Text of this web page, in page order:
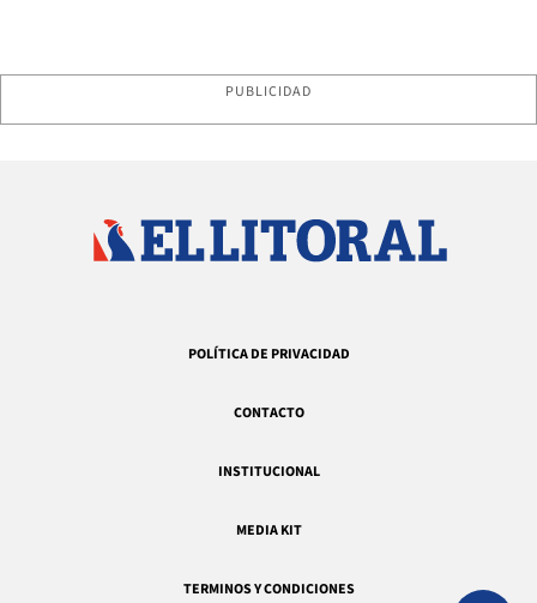
PUBLICIDAD
POLÍTICA DE PRIVACIDAD
CONTACTO
INSTITUCIONAL
MEDIA KIT
TERMINOS Y CONDICIONES